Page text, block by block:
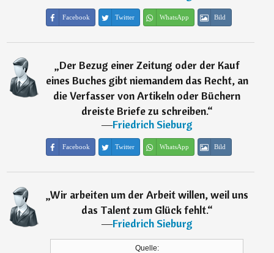
Facebook Twitter WhatsApp Bild
„Der Bezug einer Zeitung oder der Kauf
eines Buches gibt niemandem das Recht, an
die Verfasser von Artikeln oder Büchern
dreiste Briefe zu schreiben.“
―Friedrich Sieburg
Facebook Twitter WhatsApp Bild
„Wir arbeiten um der Arbeit willen, weil uns
das Talent zum Glück fehlt.“
―Friedrich Sieburg
Quelle: